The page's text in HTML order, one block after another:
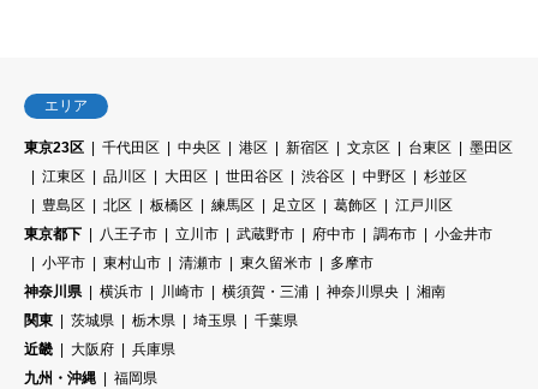
エリア
東京23区 千代田区 中央区 港区 新宿区 文京区 台東区
墨田区
江東区
品川区 大田区 世田谷区 渋谷区 中野区
杉並区
豊島区
北区 板橋区 練馬区 足立区 葛飾区
江戸川区
東京都下
八王子市 立川市 武蔵野市 府中市 調布市
小金井市
小平市
東村山市 清瀬市 東久留米市
多摩市
神奈川県
横浜市 川崎市 横須賀・三浦 神奈川県央
湘南
関東
茨城県 栃木県 埼玉県
千葉県
近畿
大阪府
兵庫県
九州・沖縄
福岡県